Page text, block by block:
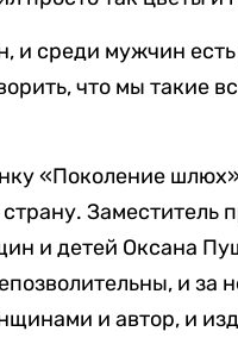
и среди мужчин
что мы такие
«Поколение
Заместитель
и детей Оксана
и за
и автор, и